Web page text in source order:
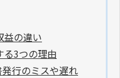
益の違い
る3つの理由
行のミスや遅れ